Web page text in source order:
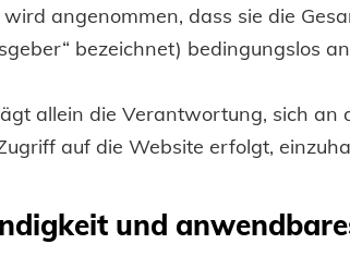
angenommen, dass sie die
bezeichnet) bedingungslos
allein die Verantwortung, sich an
auf die Website erfolgt,
und